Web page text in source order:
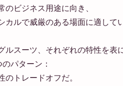
のビジネス用途に向き、
カルで威厳のある場面に適して
ルスーツ、それぞれの特性を表
パターン：
トレードオフだ。